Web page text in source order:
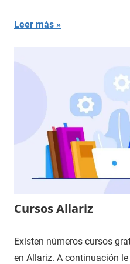
Leer más
Cursos Allariz
Existen números cursos
en Allariz. A continuación